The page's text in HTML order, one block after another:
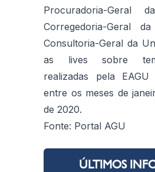
Procuradoria-Geral
Corregedoria-Geral
Consultoria-Geral da
as lives sobre
realizadas pela
entre os meses de
de 2020.
Fonte: Portal AGU
ÚLTIMOS